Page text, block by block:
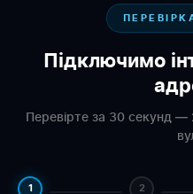
Підключимо
Перевірте за 30 секунд
1 2